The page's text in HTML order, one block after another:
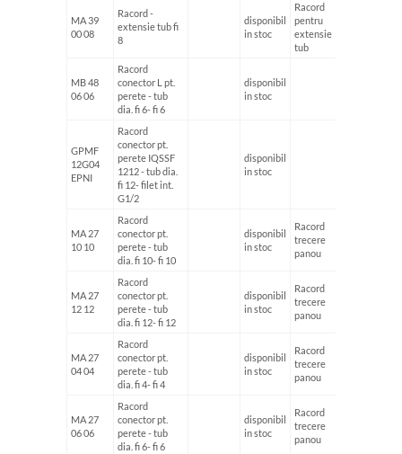
MA 39
00 08
Racord -
extensie tub fi
8
disponibil
in stoc
Racord
pentru
extensie
tub
MB 48
06 06
Racord
conector L pt.
perete - tub
dia. fi 6- fi 6
disponibil
in stoc
GPMF
12G04
EPNI
Racord
conector pt.
perete IQSSF
1212 - tub dia.
fi 12- filet int.
G1/2
disponibil
in stoc
MA 27
10 10
Racord
conector pt.
perete - tub
dia. fi 10- fi 10
disponibil
in stoc
Racord
trecere
panou
MA 27
12 12
Racord
conector pt.
perete - tub
dia. fi 12- fi 12
disponibil
in stoc
Racord
trecere
panou
MA 27
04 04
Racord
conector pt.
perete - tub
dia. fi 4- fi 4
disponibil
in stoc
Racord
trecere
panou
MA 27
06 06
Racord
conector pt.
perete - tub
dia. fi 6- fi 6
disponibil
in stoc
Racord
trecere
panou